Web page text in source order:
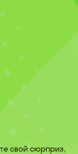
свой сюрприз,